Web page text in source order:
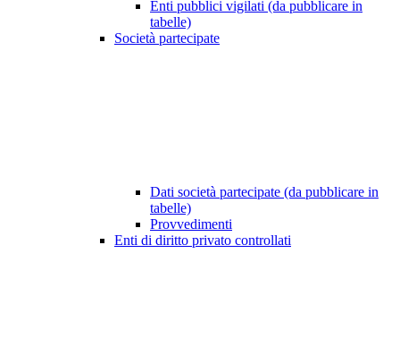
Enti pubblici vigilati (da pubblicare in
tabelle)
Società partecipate
Dati società partecipate (da pubblicare in
tabelle)
Provvedimenti
Enti di diritto privato controllati